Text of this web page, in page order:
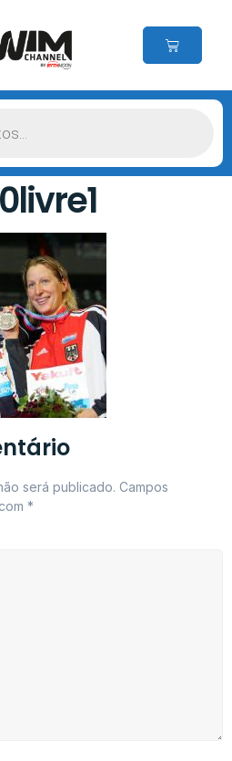
será publicado. Campos
*